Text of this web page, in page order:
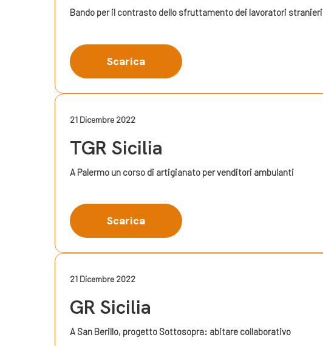
Bando per il contrasto dello sfruttamento dei lavoratori stranieri
Scarica
21 Dicembre 2022
TGR Sicilia
A Palermo un corso di artigianato per venditori ambulanti
Scarica
21 Dicembre 2022
GR Sicilia
A San Berillo, progetto Sottosopra: abitare collaborativo